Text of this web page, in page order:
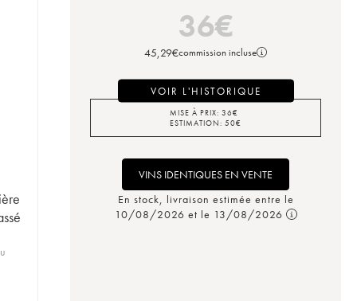
36€
45,29€commission incluse
VOIR L'HISTORIQUE
MISE À PRIX: 36€
ESTIMATION: 50€
VINS IDENTIQUES EN VENTE
En stock, livraison estimée entre le
10/08/2026 et le 13/08/2026